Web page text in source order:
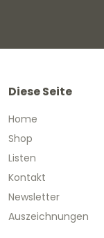
Diese Seite
Home
Shop
Listen
Kontakt
Newsletter
Auszeichnungen